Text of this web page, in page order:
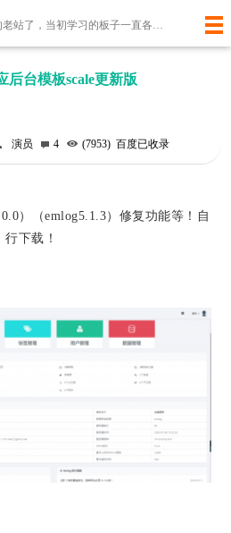
快6年的老站了，当初学习的板子一直各种更新代码到如今！麻雀虽小，但是五章俱全。有时间再研究吧！
记录您身边的新鲜事
后台模板scale更新版
演员 4 (7953) 百度已收录
）（emlog5.1.3）修复功能等！自
行下载！